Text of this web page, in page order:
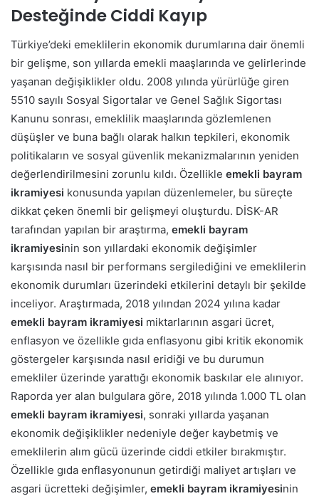
Desteğinde Ciddi Kayıp
Türkiye’deki emeklilerin ekonomik durumlarına dair önemli
bir gelişme, son yıllarda emekli maaşlarında ve gelirlerinde
yaşanan değişiklikler oldu. 2008 yılında yürürlüğe giren
5510 sayılı Sosyal Sigortalar ve Genel Sağlık Sigortası
Kanunu sonrası, emeklilik maaşlarında gözlemlenen
düşüşler ve buna bağlı olarak halkın tepkileri, ekonomik
politikaların ve sosyal güvenlik mekanizmalarının yeniden
değerlendirilmesini zorunlu kıldı. Özellikle emekli bayram
ikramiyesi konusunda yapılan düzenlemeler, bu süreçte
dikkat çeken önemli bir gelişmeyi oluşturdu. DİSK-AR
tarafından yapılan bir araştırma, emekli bayram
ikramiyesinin son yıllardaki ekonomik değişimler
karşısında nasıl bir performans sergilediğini ve emeklilerin
ekonomik durumları üzerindeki etkilerini detaylı bir şekilde
inceliyor. Araştırmada, 2018 yılından 2024 yılına kadar
emekli bayram ikramiyesi miktarlarının asgari ücret,
enflasyon ve özellikle gıda enflasyonu gibi kritik ekonomik
göstergeler karşısında nasıl eridiği ve bu durumun
emekliler üzerinde yarattığı ekonomik baskılar ele alınıyor.
Raporda yer alan bulgulara göre, 2018 yılında 1.000 TL olan
emekli bayram ikramiyesi, sonraki yıllarda yaşanan
ekonomik değişiklikler nedeniyle değer kaybetmiş ve
emeklilerin alım gücü üzerinde ciddi etkiler bırakmıştır.
Özellikle gıda enflasyonunun getirdiği maliyet artışları ve
asgari ücretteki değişimler, emekli bayram ikramiyesinin